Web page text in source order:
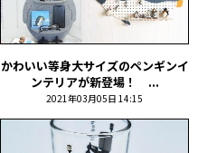
かわいい等身大サイズのペンギンイ
ンテリアが新登場！ ...
2021年03月05日 14:15